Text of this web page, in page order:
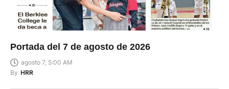
Portada del 7 de agosto de 2026
agosto 7, 5:00 AM
By HRR